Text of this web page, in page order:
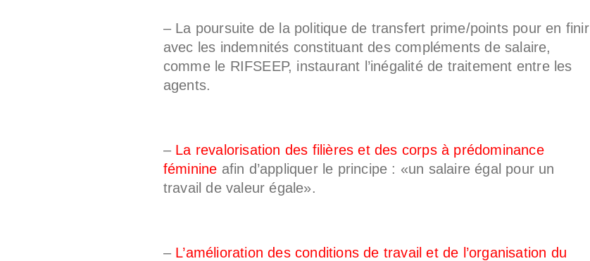
– La poursuite de la politique de transfert prime/points pour en finir
avec les indemnités constituant des compléments de salaire,
comme le RIFSEEP, instaurant l’inégalité de traitement entre les
agents.
– La revalorisation des filières et des corps à prédominance
féminine afin d’appliquer le principe : «un salaire égal pour un
travail de valeur égale».
– L’amélioration des conditions de travail et de l’organisation du